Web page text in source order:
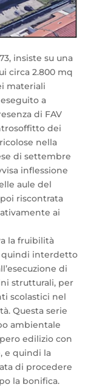
insiste su una
circa 2.800 mq
materiali
a
di FAV
dei
nella
di settembre
inflessione
aule del
riscontrata
ai
la fruibilità
quindi interdetto
di
strutturali, per
scolastici nel
Questa serie
ambientale
edilizio con
e quindi la
di procedere
la bonifica.